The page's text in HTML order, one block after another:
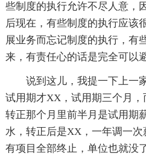
些制度的执行允许不尽人意，
后现在，有些制度的执行应该
展业务而忘记制度的执行，有
来，有责任心的话是完全可以
说到这儿，我提一下上一
试用期才XX，试用期三个月
转正那个月里前半月是试用期
水，转正后是XX，一年调一
有项目全部终止，单位也就没